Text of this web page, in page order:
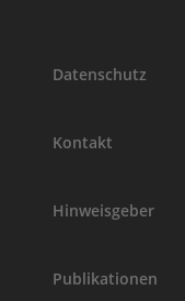
Datenschutz
Kontakt
Hinweisgeber
Publikationen